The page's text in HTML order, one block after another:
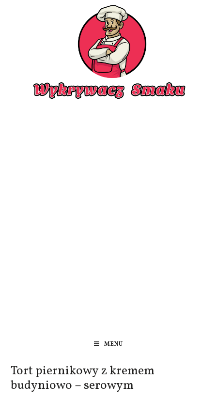
MENU
Tort piernikowy z kremem
budyniowo – serowym